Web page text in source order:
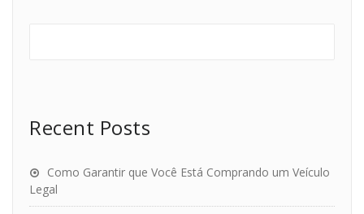
Recent Posts
Como Garantir que Você Está Comprando um Veículo
Legal